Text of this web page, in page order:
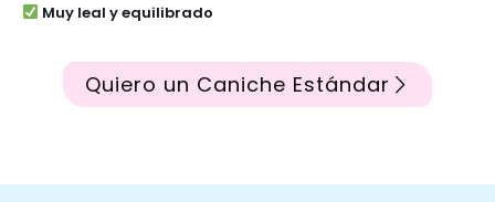
Muy leal y equilibrado
Quiero un Caniche Estándar